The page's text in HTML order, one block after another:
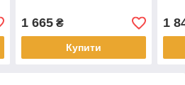
1 665₴
Купити
1